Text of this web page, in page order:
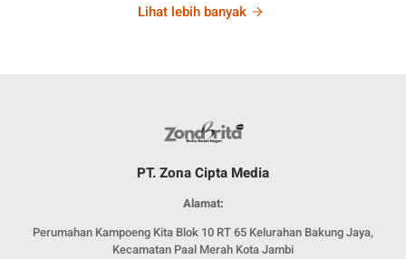
Lihat lebih banyak
PT. Zona Cipta Media
Alamat:
Perumahan Kampoeng Kita Blok 10 RT 65 Kelurahan Bakung Jaya,
Kecamatan Paal Merah Kota Jambi